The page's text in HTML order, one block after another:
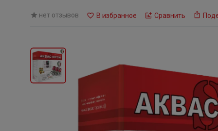
нет отзывов В избранное Сравнить